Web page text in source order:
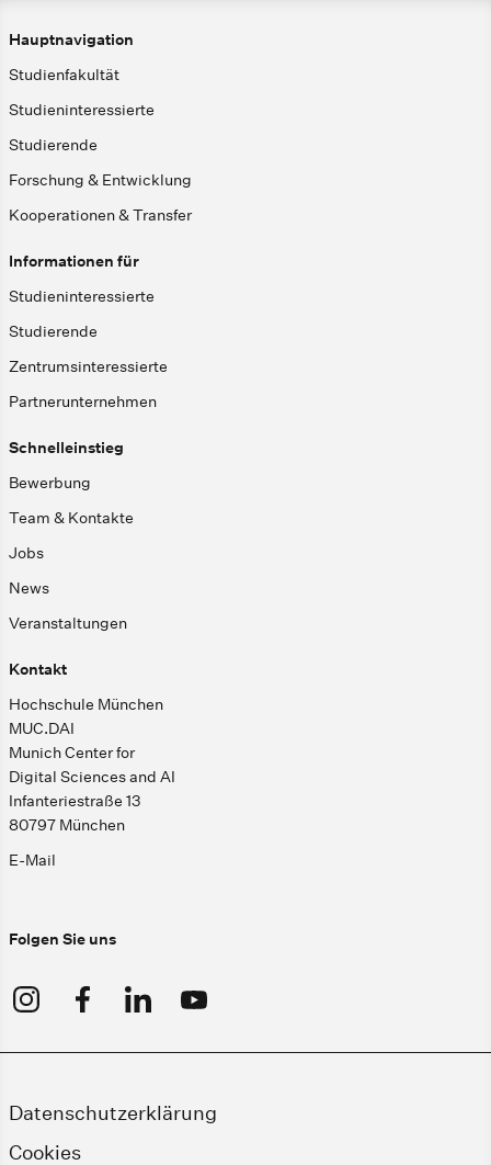
Hauptnavigation
Studienfakultät
Studieninteressierte
Studierende
Forschung & Entwicklung
Kooperationen & Transfer
Informationen für
Studieninteressierte
Studierende
Zentrumsinteressierte
Partnerunternehmen
Schnelleinstieg
Bewerbung
Team & Kontakte
Jobs
News
Veranstaltungen
Kontakt
Hochschule München
MUC.DAI
Munich Center for
Digital Sciences and AI
Infanteriestraße 13
80797 München
E-Mail
Folgen Sie uns
Datenschutzerklärung
Cookies